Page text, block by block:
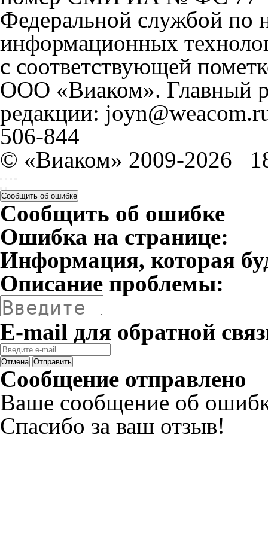
Федеральной службой по
информационных
с соответствующей
ООО «Виаком». Главный
редакции:
506-844
© «Виаком» 2009-2026
Сообщить об ошибке
Сообщить об ошибке
Ошибка на странице:
Информация, которая
Описание проблемы:
E-mail для обратной
Отмена Отправить
Сообщение отправлено
Ваше сообщение об
Спасибо за ваш отзыв!